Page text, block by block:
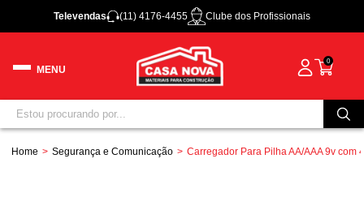
Televendas (11) 4176-4455 Clube dos Profissionais
0
Home Segurança e Comunicação Carregador Para Pilha AA/AAA 9v com